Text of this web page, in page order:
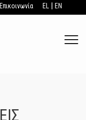
Επικοινωνία EL| EN
.